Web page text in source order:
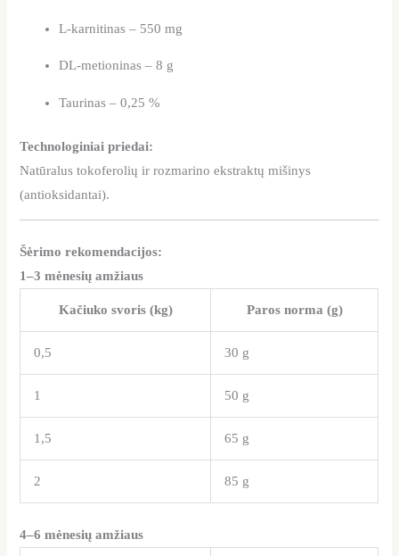
L-karnitinas – 550 mg
DL-metioninas – 8 g
Taurinas – 0,25 %
Technologiniai priedai:
Natūralus tokoferolių ir rozmarino ekstraktų mišinys
(antioksidantai).
Šėrimo rekomendacijos:
1–3 mėnesių amžiaus
Kačiuko svoris (kg) Paros norma (g)
0,5 30 g
1 50 g
1,5 65 g
2 85 g
4–6 mėnesių amžiaus